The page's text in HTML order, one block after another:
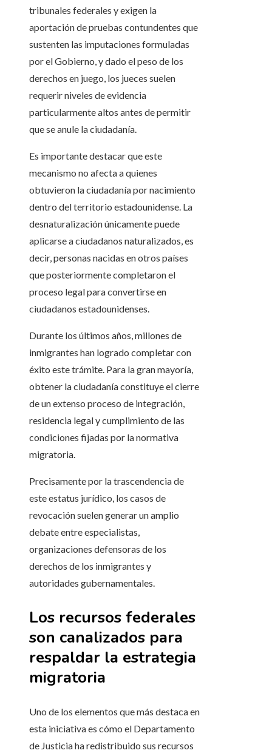
tribunales federales y exigen la
aportación de pruebas contundentes que
sustenten las imputaciones formuladas
por el Gobierno, y dado el peso de los
derechos en juego, los jueces suelen
requerir niveles de evidencia
particularmente altos antes de permitir
que se anule la ciudadanía.
Es importante destacar que este
mecanismo no afecta a quienes
obtuvieron la ciudadanía por nacimiento
dentro del territorio estadounidense. La
desnaturalización únicamente puede
aplicarse a ciudadanos naturalizados, es
decir, personas nacidas en otros países
que posteriormente completaron el
proceso legal para convertirse en
ciudadanos estadounidenses.
Durante los últimos años, millones de
inmigrantes han logrado completar con
éxito este trámite. Para la gran mayoría,
obtener la ciudadanía constituye el cierre
de un extenso proceso de integración,
residencia legal y cumplimiento de las
condiciones fijadas por la normativa
migratoria.
Precisamente por la trascendencia de
este estatus jurídico, los casos de
revocación suelen generar un amplio
debate entre especialistas,
organizaciones defensoras de los
derechos de los inmigrantes y
autoridades gubernamentales.
Los recursos federales
son canalizados para
respaldar la estrategia
migratoria
Uno de los elementos que más destaca en
esta iniciativa es cómo el Departamento
de Justicia ha redistribuido sus recursos